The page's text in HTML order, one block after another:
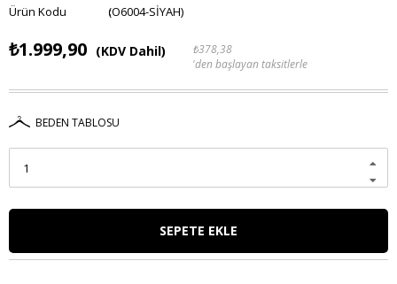
(O6004-SİYAH)
₺1.999,90 (KDV Dahil)
₺378,38
'den başlayan taksitlerle
BEDEN TABLOSU